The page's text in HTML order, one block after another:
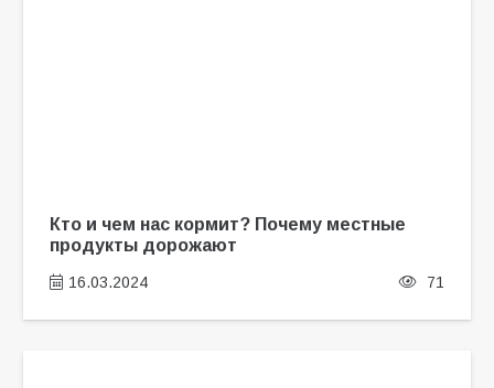
Кто и чем нас кормит? Почему местные
продукты дорожают
16.03.2024 71